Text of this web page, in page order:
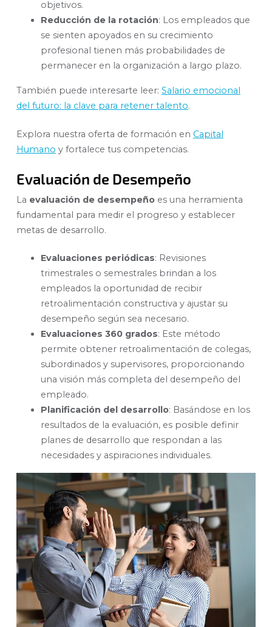
objetivos.
Reducción de la rotación: Los empleados que
se sienten apoyados en su crecimiento
profesional tienen más probabilidades de
permanecer en la organización a largo plazo.
También puede interesarte leer: Salario emocional
del futuro: la clave para retener talento.
Explora nuestra oferta de formación en Capital
Humano y fortalece tus competencias.
Evaluación de Desempeño
La evaluación de desempeño es una herramienta
fundamental para medir el progreso y establecer
metas de desarrollo.
Evaluaciones periódicas: Revisiones
trimestrales o semestrales brindan a los
empleados la oportunidad de recibir
retroalimentación constructiva y ajustar su
desempeño según sea necesario.
Evaluaciones 360 grados: Este método
permite obtener retroalimentación de colegas,
subordinados y supervisores, proporcionando
una visión más completa del desempeño del
empleado.
Planificación del desarrollo: Basándose en los
resultados de la evaluación, es posible definir
planes de desarrollo que respondan a las
necesidades y aspiraciones individuales.